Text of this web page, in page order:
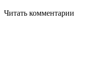
Читать комментарии